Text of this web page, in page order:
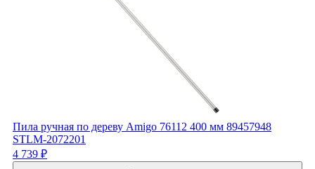
Пила ручная по дереву Amigo 76112 400 мм 89457948
STLM-2072201
4 739 ₽